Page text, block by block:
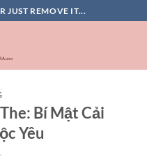
JUST REMOVE IT...
Bí Mật Cải
Yêu